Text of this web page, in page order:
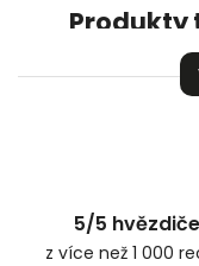
Produkty
Můžete se ale
5/5
z více než 1 000